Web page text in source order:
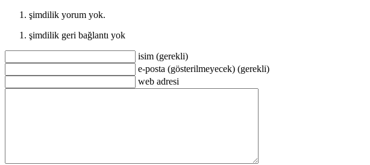
şimdilik yorum yok.
şimdilik geri bağlantı yok
isim (gerekli)
e-posta (gösterilmeyecek) (gerekli)
web adresi